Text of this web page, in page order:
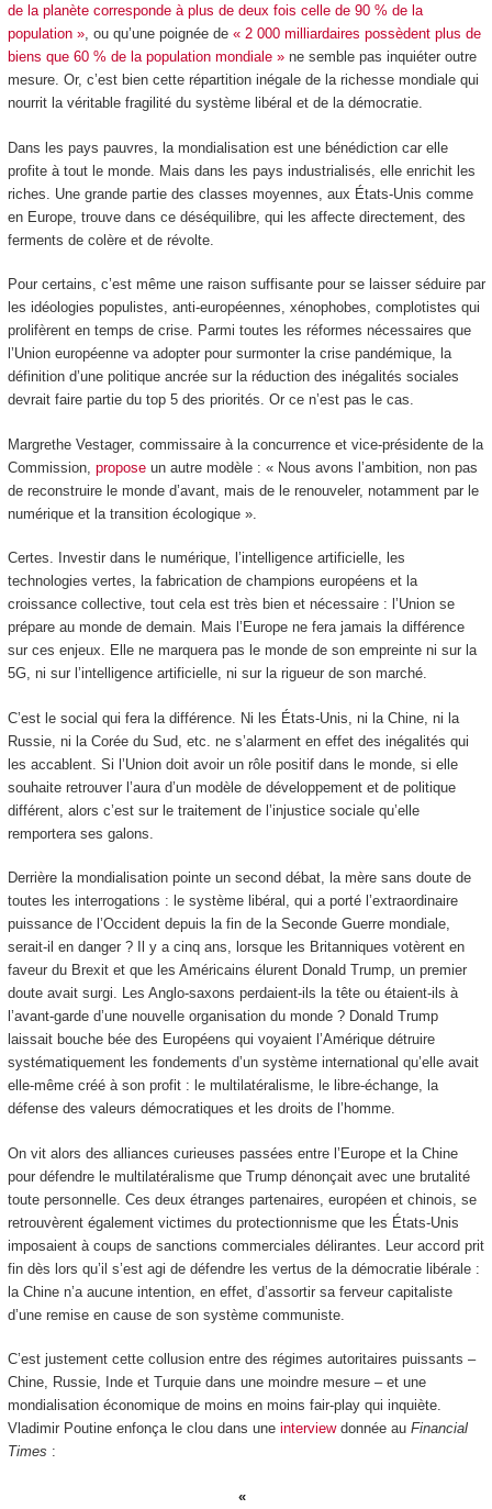
de la planète corresponde à plus de deux fois celle de 90 % de la
population », ou qu’une poignée de « 2 000 milliardaires possèdent plus de
biens que 60 % de la population mondiale »ne semble pas inquiéter outre
mesure. Or, c’est bien cette répartition inégale de la richesse mondiale qui
nourrit la véritable fragilité du système libéral et de la démocratie.
Dans les pays pauvres, la mondialisation est une bénédiction car elle
profite à tout le monde. Mais dans les pays industrialisés, elle enrichit les
riches. Une grande partie des classes moyennes, aux États-Unis comme
en Europe, trouve dans ce déséquilibre, qui les affecte directement, des
ferments de colère et de révolte.
Pour certains, c’est même une raison suffisante pour se laisser séduire par
les idéologies populistes, anti-européennes, xénophobes, complotistes qui
prolifèrent en temps de crise. Parmi toutes les réformes nécessaires que
l’Union européenne va adopter pour surmonter la crise pandémique, la
définition d’une politique ancrée sur la réduction des inégalités sociales
devrait faire partie du top 5 des priorités. Or ce n’est pas le cas.
Margrethe Vestager, commissaire à la concurrence et vice-présidente de la
Commission, proposeun autre modèle : « Nous avons l’ambition, non pas
de reconstruire le monde d’avant, mais de le renouveler, notamment par le
numérique et la transition écologique ».
Certes. Investir dans le numérique, l’intelligence artificielle, les
technologies vertes, la fabrication de champions européens et la
croissance collective, tout cela est très bien et nécessaire : l’Union se
prépare au monde de demain. Mais l’Europe ne fera jamais la différence
sur ces enjeux. Elle ne marquera pas le monde de son empreinte ni sur la
5G, ni sur l’intelligence artificielle, ni sur la rigueur de son marché.
C’est le social qui fera la différence. Ni les États-Unis, ni la Chine, ni la
Russie, ni la Corée du Sud, etc. ne s’alarment en effet des inégalités qui
les accablent. Si l’Union doit avoir un rôle positif dans le monde, si elle
souhaite retrouver l’aura d’un modèle de développement et de politique
différent, alors c’est sur le traitement de l’injustice sociale qu’elle
remportera ses galons.
Derrière la mondialisation pointe un second débat, la mère sans doute de
toutes les interrogations : le système libéral, qui a porté l’extraordinaire
puissance de l’Occident depuis la fin de la Seconde Guerre mondiale,
serait-il en danger ? Il y a cinq ans, lorsque les Britanniques votèrent en
faveur du Brexit et que les Américains élurent Donald Trump, un premier
doute avait surgi. Les Anglo-saxons perdaient-ils la tête ou étaient-ils à
l’avant-garde d’une nouvelle organisation du monde ? Donald Trump
laissait bouche bée des Européens qui voyaient l’Amérique détruire
systématiquement les fondements d’un système international qu’elle avait
elle-même créé à son profit : le multilatéralisme, le libre-échange, la
défense des valeurs démocratiques et les droits de l’homme.
On vit alors des alliances curieuses passées entre l’Europe et la Chine
pour défendre le multilatéralisme que Trump dénonçait avec une brutalité
toute personnelle. Ces deux étranges partenaires, européen et chinois, se
retrouvèrent également victimes du protectionnisme que les États-Unis
imposaient à coups de sanctions commerciales délirantes. Leur accord prit
fin dès lors qu’il s’est agi de défendre les vertus de la démocratie libérale :
la Chine n’a aucune intention, en effet, d’assortir sa ferveur capitaliste
d’une remise en cause de son système communiste.
C’est justement cette collusion entre des régimes autoritaires puissants –
Chine, Russie, Inde et Turquie dans une moindre mesure – et une
mondialisation économique de moins en moins fair-play qui inquiète.
Vladimir Poutine enfonça le clou dans une interviewdonnée au Financial
Times :